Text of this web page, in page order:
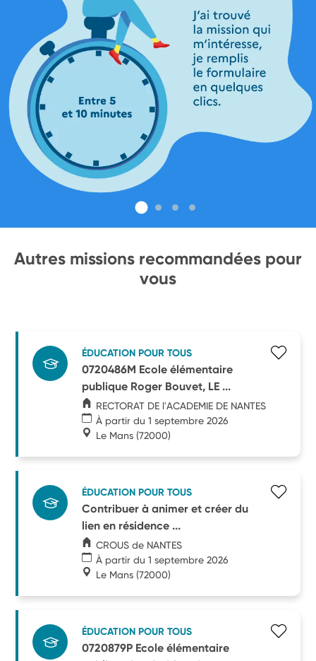
Autres missions recommandées pour
vous
ÉDUCATION POUR TOUS
0720486M Ecole élémentaire
publique Roger Bouvet, LE ...
RECTORAT DE l'ACADEMIE DE NANTES
À partir du 1 septembre 2026
Le Mans (72000)
ÉDUCATION POUR TOUS
Contribuer à animer et créer du
lien en résidence ...
CROUS de NANTES
À partir du 1 septembre 2026
Le Mans (72000)
ÉDUCATION POUR TOUS
0720879P Ecole élémentaire